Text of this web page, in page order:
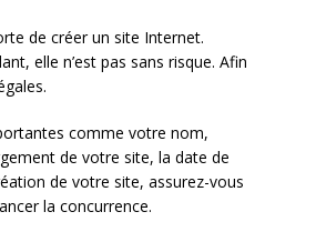
de créer un site Internet.
elle n’est pas sans risque. Afin
comme votre nom,
de votre site, la date de
de votre site, assurez-vous
la concurrence.